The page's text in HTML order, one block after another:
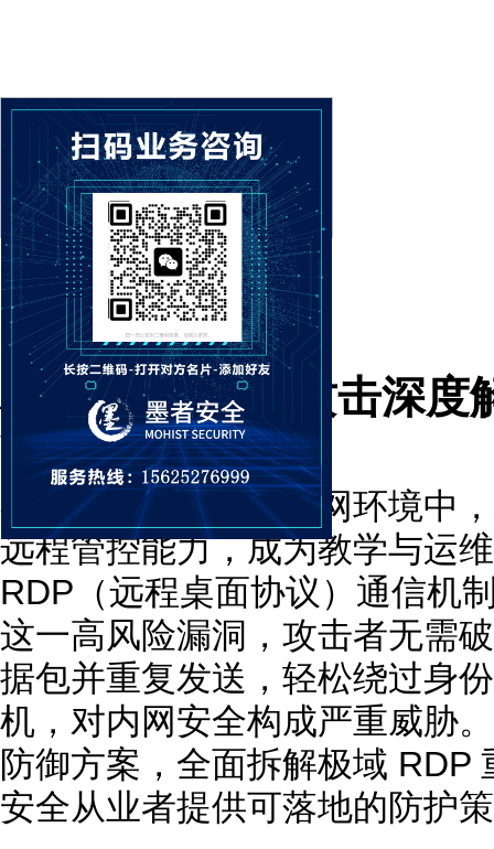
极域 RDP 重放攻击深度
全面防护指南
在校园、企业的局域网环境中
远程管控能力，成为教学与运
RDP（远程桌面协议）通信机
这一高风险漏洞，攻击者无需
据包并重复发送，轻松绕过身
机，对内网安全构成严重威胁
防御方案，全面拆解极域 RDP
安全从业者提供可落地的防护